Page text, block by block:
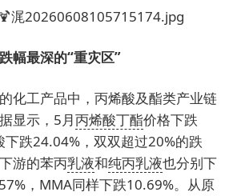
幅最深的“重灾区”
化工产品中，丙烯酸及酯类产业链
显示，5月丙烯酸丁酯价格下跌
跌24.04%，双双超过20%的跌
游的苯丙乳液和纯丙乳液也分别下
，MMA同样下跌10.69%。从原